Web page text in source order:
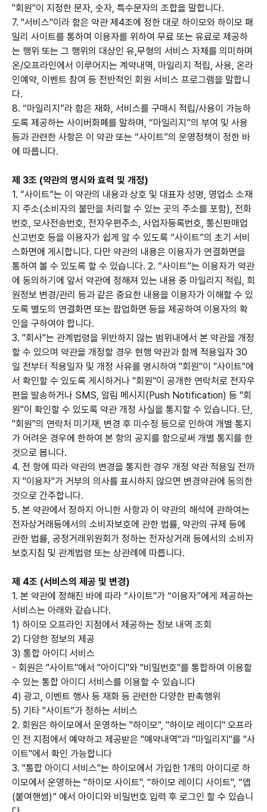
"회원"이 지정한 문자, 숫자, 특수문자의 조합을 말합니다.
7. "서비스"이라 함은 약관 제4조에 정한 대로 하이모와 하이모 패
밀리 사이트를 통하여 이용자를 위하여 무료 또는 유료로 제공하
는 행위 또는 그 행위의 대상인 유,무형의 서비스 자체를 의미하며
온/오프라인에서 이루어지는 계약내역, 마일리지 적립, 사용, 온라
인예약, 이벤트 참여 등 전반적인 회원 서비스 프로그램을 말합니
다.
8. “마일리지”라 함은 재화, 서비스를 구매시 적립/사용이 가능하
도록 제공하는 사이버화폐를 말하며, “마일리지”의 부여 및 사용
등과 관련한 사항은 이 약관 또는 “사이트”의 운영정책이 정한 바
에 따릅니다.
제 3조 (약관의 명시와 효력 및 개정)
1. “사이트”는 이 약관의 내용과 상호 및 대표자 성명, 영업소 소재
지 주소(소비자의 불만을 처리할 수 있는 곳의 주소를 포함), 전화
번호, 모사전송번호, 전자우편주소, 사업자등록번호, 통신판매업
신고번호 등을 이용자가 쉽게 알 수 있도록 “사이트”의 초기 서비
스화면에 게시합니다. 다만 약관의 내용은 이용자가 연결화면을
통하여 볼 수 있도록 할 수 있습니다. 2. “사이트”는 이용자가 약관
에 동의하기에 앞서 약관에 정해져 있는 내용 중 마일리지 적립, 회
원정보 변경/관리 등과 같은 중요한 내용을 이용자가 이해할 수 있
도록 별도의 연결화면 또는 팝업화면 등을 제공하여 이용자의 확
인을 구하여야 합니다.
3. "회사"는 관계법령을 위반하지 않는 범위내에서 본 약관을 개정
할 수 있으며 약관을 개정할 경우 현행 약관과 함께 적용일자 30
일 전부터 적용일자 및 개정 사유를 명시하여 "회원"이 "사이트"에
서 확인할 수 있도록 게시하거나 "회원"이 공개한 연락처로 전자우
편을 발송하거나 SMS, 알림 메시지(Push Notification) 등 "회
원"이 확인할 수 있도록 약관 개정 사실을 통지할 수 있습니다. 단,
"회원"의 연락처 미기재, 변경 후 미수정 등으로 인하여 개별 통지
가 어려운 경우에 한하여 본 항의 공지를 함으로써 개별 통지를 한
것으로 봅니다.
4. 전 항에 따라 약관의 변경을 통지한 경우 개정 약관 적용일 전까
지 "이용자"가 거부의 의사를 표시하지 않으면 변경약관에 동의한
것으로 간주합니다.
5. 본 약관에서 정하지 아니한 사항과 이 약관의 해석에 관하여는
전자상거래등에서의 소비자보호에 관한 법률, 약관의 규제 등에
관한 법률, 공정거래위원회가 정하는 전자상거래 등에서의 소비자
보호지침 및 관계법령 또는 상관례에 따릅니다.
제 4조 (서비스의 제공 및 변경)
1. 본 약관에 정해진 바에 따라 “사이트"가 “이용자”에게 제공하는
서비스는 아래와 같습니다.
1) 하이모 오프라인 지점에서 제공하는 정보 내역 조회
2) 다양한 정보의 제공
3) 통합 아이디 서비스
- 회원은 "사이트"에서 "아이디"와 "비밀번호"를 통합하여 이용할
수 있는 통합 아이디 서비스를 이용할 수 있습니다
4) 광고, 이벤트 행사 등 재화 등 관련한 다양한 판촉행위
5) 기타 "사이트"가 정하는 서비스
2. 회원은 하이모에서 운영하는 "하이모", "하이모 레이디" 오프라
인 전 지점에서 예약하고 제공받은 "예약내역"과 "마일리지"를 "사
이트"에서 확인 가능합니다
3. "통합 아이디 서비스"는 하이모에서 가입한 1개의 아이디로 하
이모에서 운영하는 "하이모 사이트", "하이모 레이디 사이트", “앱
(붙여핸썸)” 에서 아이디와 비밀번호 입력 후 로그인 할 수 있습니